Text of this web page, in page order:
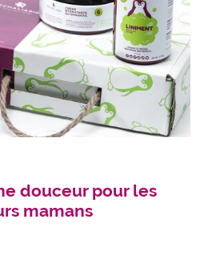
douceur pour les
mamans